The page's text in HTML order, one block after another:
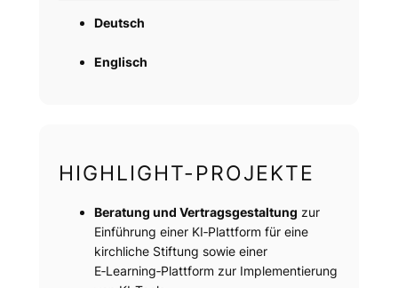
Deutsch
Englisch
HIGHLIGHT-PROJEKTE
Beratung und Vertragsgestaltung zur
Einführung einer KI‑Plattform für eine
kirchliche Stiftung sowie einer
E‑Learning‑Plattform zur Implementierung